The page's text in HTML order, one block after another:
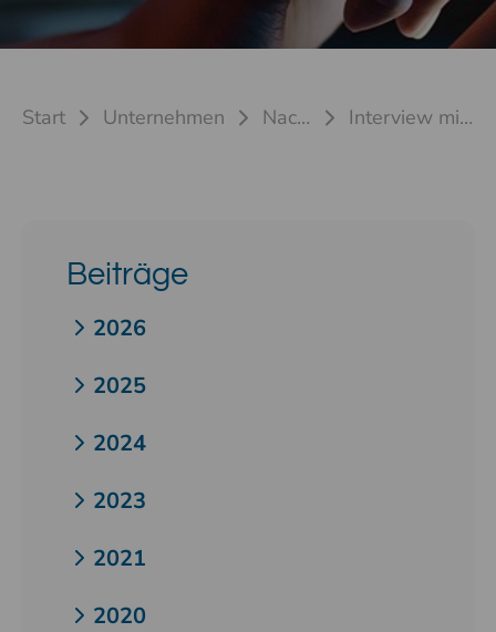
Start Unternehmen Nachrichten Interview mit Sascha Gilly
Beiträge
2026
2025
2024
2023
2021
2020